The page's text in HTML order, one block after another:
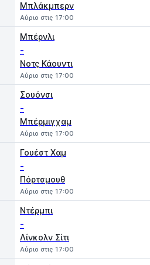
Μπλάκμπερν
Αύριο στις 17:00
Μπέρνλι
-
Νοτς Κάουντι
Αύριο στις 17:00
Σουόνσι
-
Μπέρμιγχαμ
Αύριο στις 17:00
Γουέστ Χαμ
-
Πόρτσμουθ
Αύριο στις 17:00
Ντέρμπι
-
Λίνκολν Σίτι
Αύριο στις 17:00